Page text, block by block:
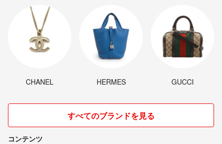
CHANEL HERMES GUCCI
すべてのブランドを見る
コンテンツ